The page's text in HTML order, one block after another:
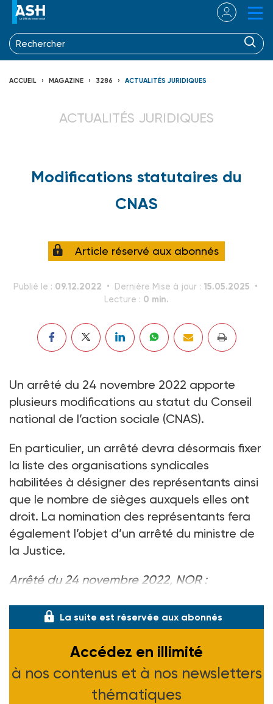
ACCUEIL MAGAZINE 3286 ACTUALITÉS JURIDIQUES
ACTUALITÉS JURIDIQUES
Modifications statutaires du
CNAS
Article réservé aux abonnés
Publié le : 09.12.2022 Dernière Mise à jour : 15.05.2025
Lecture : 0 min.
Un arrêté du 24 novembre 2022 apporte
plusieurs modifications au statut du Conseil
national de l’action sociale (CNAS).
En particulier, un arrêté devra désormais fixer
la liste des organisations syndicales
habilitées à désigner des représentants ainsi
que le nombre de sièges auxquels elles ont
droit. La nomination des représentants fera
également l’objet d’un arrêté du ministre de
la Justice.
Arrêté du 24 novembre 2022, NOR :
La suite est réservée aux abonnés
Accédez en illimité
à nos contenus et à nos newsletters
thématiques